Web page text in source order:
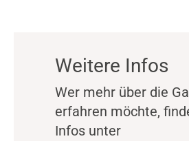
Weitere Infos
Wer mehr über die
erfahren möchte,
Infos unter